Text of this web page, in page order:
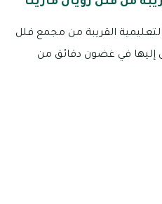
القريبة من مجمع فلل
إليها في غضون دقائق من